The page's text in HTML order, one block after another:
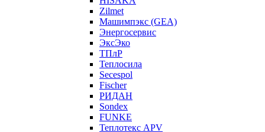
Zilmet
Машимпэкс (GEA)
Энергосервис
ЭксЭко
ТПлР
Теплосила
Secespol
Fischer
РИДАН
Sondex
FUNKE
Теплотекс APV